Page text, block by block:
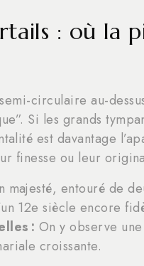
: où la
circulaire au-
Si les grands
est davantage
finesse ou leur
majesté, entouré de
12e siècle encore
: On y observe
croissante.